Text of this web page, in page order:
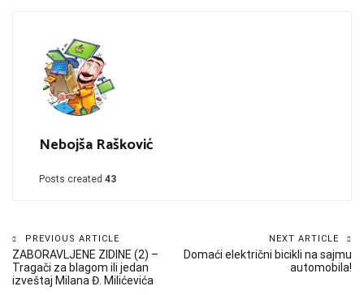
Nebojša Rašković
Posts created 43
Kretanje
članka
PREVIOUS ARTICLE
ZABORAVLJENE ZIDINE (2) –
Tragači za blagom ili jedan
izveštaj Milana Đ. Milićevića
NEXT ARTICLE
Domaći električni bicikli na sajmu
automobila!